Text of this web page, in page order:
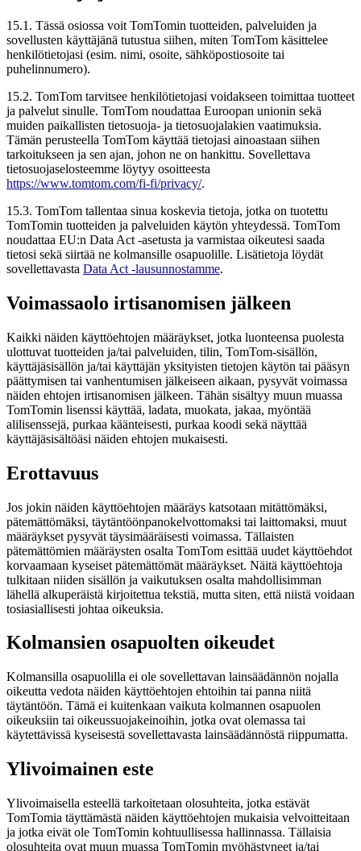
15.1. Tässä osiossa voit TomTomin tuotteiden, palveluiden ja
sovellusten käyttäjänä tutustua siihen, miten TomTom käsittelee
henkilötietojasi (esim. nimi, osoite, sähköpostiosoite tai
puhelinnumero).
15.2. TomTom tarvitsee henkilötietojasi voidakseen toimittaa tuotteet
ja palvelut sinulle. TomTom noudattaa Euroopan unionin sekä
muiden paikallisten tietosuoja- ja tietosuojalakien vaatimuksia.
Tämän perusteella TomTom käyttää tietojasi ainoastaan siihen
tarkoitukseen ja sen ajan, johon ne on hankittu. Sovellettava
tietosuojaselosteemme löytyy osoitteesta
https://www.tomtom.com/fi-fi/privacy/.
15.3. TomTom tallentaa sinua koskevia tietoja, jotka on tuotettu
TomTomin tuotteiden ja palveluiden käytön yhteydessä. TomTom
noudattaa EU:n Data Act -asetusta ja varmistaa oikeutesi saada
tietosi sekä siirtää ne kolmansille osapuolille. Lisätietoja löydät
sovellettavasta Data Act -lausunnostamme.
Voimassaolo irtisanomisen jälkeen
Kaikki näiden käyttöehtojen määräykset, jotka luonteensa puolesta
ulottuvat tuotteiden ja/tai palveluiden, tilin, TomTom-sisällön,
käyttäjäsisällön ja/tai käyttäjän yksityisten tietojen käytön tai pääsyn
päättymisen tai vanhentumisen jälkeiseen aikaan, pysyvät voimassa
näiden ehtojen irtisanomisen jälkeen. Tähän sisältyy muun muassa
TomTomin lisenssi käyttää, ladata, muokata, jakaa, myöntää
alilisenssejä, purkaa käänteisesti, purkaa koodi sekä näyttää
käyttäjäsisältöäsi näiden ehtojen mukaisesti.
Erottavuus
Jos jokin näiden käyttöehtojen määräys katsotaan mitättömäksi,
pätemättömäksi, täytäntöönpanokelvottomaksi tai laittomaksi, muut
määräykset pysyvät täysimääräisesti voimassa. Tällaisten
pätemättömien määräysten osalta TomTom esittää uudet käyttöehdot
korvaamaan kyseiset pätemättömät määräykset. Näitä käyttöehtoja
tulkitaan niiden sisällön ja vaikutuksen osalta mahdollisimman
lähellä alkuperäistä kirjoitettua tekstiä, mutta siten, että niistä voidaan
tosiasiallisesti johtaa oikeuksia.
Kolmansien osapuolten oikeudet
Kolmansilla osapuolilla ei ole sovellettavan lainsäädännön nojalla
oikeutta vedota näiden käyttöehtojen ehtoihin tai panna niitä
täytäntöön. Tämä ei kuitenkaan vaikuta kolmannen osapuolen
oikeuksiin tai oikeussuojakeinoihin, jotka ovat olemassa tai
käytettävissä kyseisestä sovellettavasta lainsäädännöstä riippumatta.
Ylivoimainen este
Ylivoimaisella esteellä tarkoitetaan olosuhteita, jotka estävät
TomTomia täyttämästä näiden käyttöehtojen mukaisia velvoitteitaan
ja jotka eivät ole TomTomin kohtuullisessa hallinnassa. Tällaisia
olosuhteita ovat muun muassa TomTomin myöhästyneet ja/tai